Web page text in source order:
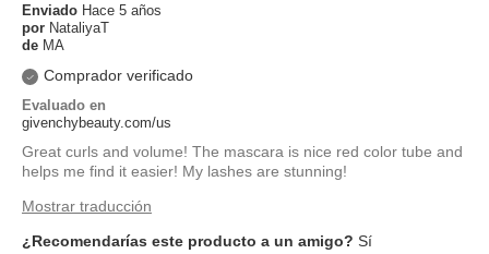
Enviado Hace 5 años
por NataliyaT
de MA
Comprador verificado
Evaluado en
givenchybeauty.com/us
Great curls and volume! The mascara is nice red color tube and
helps me find it easier! My lashes are stunning!
Mostrar traducción
¿Recomendarías este producto a un amigo? Sí